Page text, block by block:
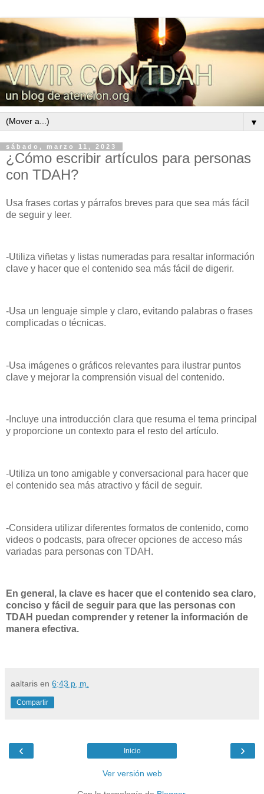
▼
sábado, marzo 11, 2023
¿Cómo escribir artículos para personas
con TDAH?
Usa frases cortas y párrafos breves para que sea más fácil
de seguir y leer.
-Utiliza viñetas y listas numeradas para resaltar información
clave y hacer que el contenido sea más fácil de digerir.
-Usa un lenguaje simple y claro, evitando palabras o frases
complicadas o técnicas.
-Usa imágenes o gráficos relevantes para ilustrar puntos
clave y mejorar la comprensión visual del contenido.
-Incluye una introducción clara que resuma el tema principal
y proporcione un contexto para el resto del artículo.
-Utiliza un tono amigable y conversacional para hacer que
el contenido sea más atractivo y fácil de seguir.
-Considera utilizar diferentes formatos de contenido, como
videos o podcasts, para ofrecer opciones de acceso más
variadas para personas con TDAH.
En general, la clave es hacer que el contenido sea claro,
conciso y fácil de seguir para que las personas con
TDAH puedan comprender y retener la información de
manera efectiva.
aaltaris en 6:43 p. m.
Compartir
‹ ›
Inicio
Ver versión web